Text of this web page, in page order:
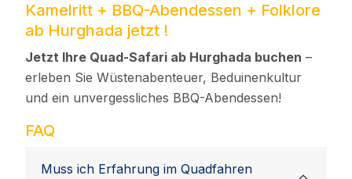
Kamelritt + BBQ-Abendessen + Folklore
ab Hurghada jetzt !
Jetzt Ihre Quad-Safari ab Hurghada buchen –
erleben Sie Wüstenabenteuer, Beduinenkultur
und ein unvergessliches BBQ-Abendessen!
FAQ
Muss ich Erfahrung im Quadfahren